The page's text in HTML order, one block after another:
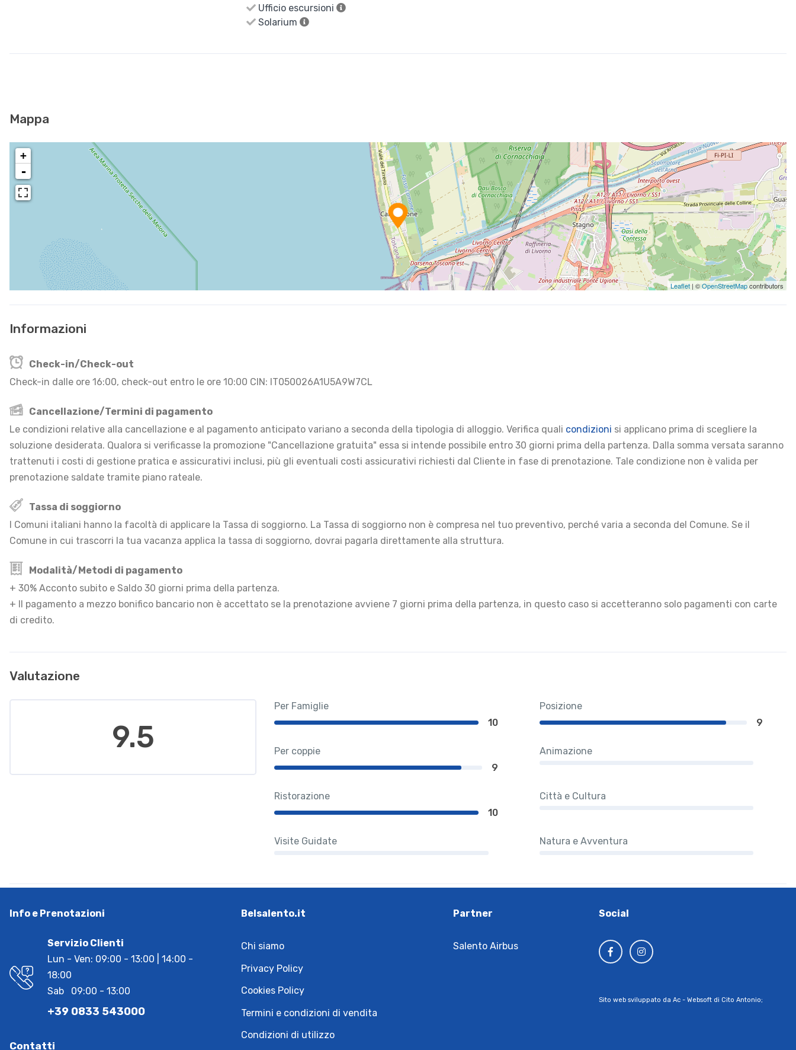
Ufficio escursioni
Solarium
Mappa
+
-
Leaflet| ©OpenStreetMapcontributors
Informazioni
Check-in/Check-out
Check-in dalle ore 16:00, check-out entro le ore 10:00 CIN: IT050026A1U5A9W7CL
Cancellazione/Termini di pagamento
Le condizioni relative alla cancellazione e al pagamento anticipato variano a seconda della tipologia di alloggio. Verifica quali condizioni si applicano prima di scegliere la
soluzione desiderata. Qualora si verificasse la promozione "Cancellazione gratuita" essa si intende possibile entro 30 giorni prima della partenza. Dalla somma versata saranno
trattenuti i costi di gestione pratica e assicurativi inclusi, più gli eventuali costi assicurativi richiesti dal Cliente in fase di prenotazione. Tale condizione non è valida per
prenotazione saldate tramite piano rateale.
Tassa di soggiorno
I Comuni italiani hanno la facoltà di applicare la Tassa di soggiorno. La Tassa di soggiorno non è compresa nel tuo preventivo, perché varia a seconda del Comune. Se il
Comune in cui trascorri la tua vacanza applica la tassa di soggiorno, dovrai pagarla direttamente alla struttura.
Modalità/Metodi di pagamento
+ 30% Acconto subito e Saldo 30 giorni prima della partenza.
+ Il pagamento a mezzo bonifico bancario non è accettato se la prenotazione avviene 7 giorni prima della partenza, in questo caso si accetteranno solo pagamenti con carte
di credito.
Valutazione
9.5
Per Famiglie
10
Posizione
9
Per coppie
9
Animazione
Ristorazione
10
Città e Cultura
Visite Guidate Natura e Avventura
Info e Prenotazioni
Servizio Clienti
Lun - Ven: 09:00 - 13:00 | 14:00 -
18:00
Sab 09:00 - 13:00
+39 0833 543000
Contatti
Belsalento.it
Chi siamo
Privacy Policy
Cookies Policy
Termini e condizioni di vendita
Condizioni di utilizzo
Partner
Salento Airbus
Social
Sito web sviluppato da Ac - Websoft di Cito Antonio;